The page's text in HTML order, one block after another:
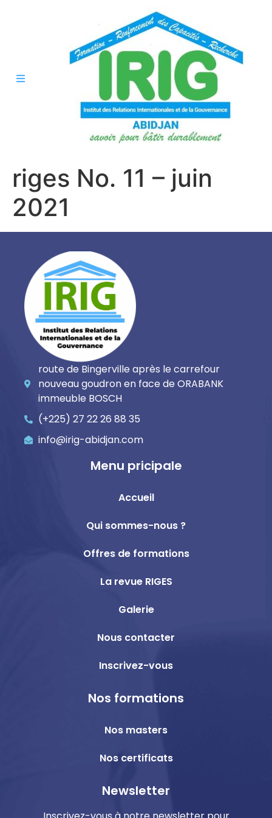
riges No. 11 – juin
2021
route de Bingerville après le carrefour
nouveau goudron en face de ORABANK
immeuble BOSCH
(+225) 27 22 26 88 35
info@irig-abidjan.com
Menu pricipale
Accueil
Qui sommes-nous ?
Offres de formations
La revue RIGES
Galerie
Nous contacter
Inscrivez-vous
Nos formations
Nos masters
Nos certificats
Newsletter